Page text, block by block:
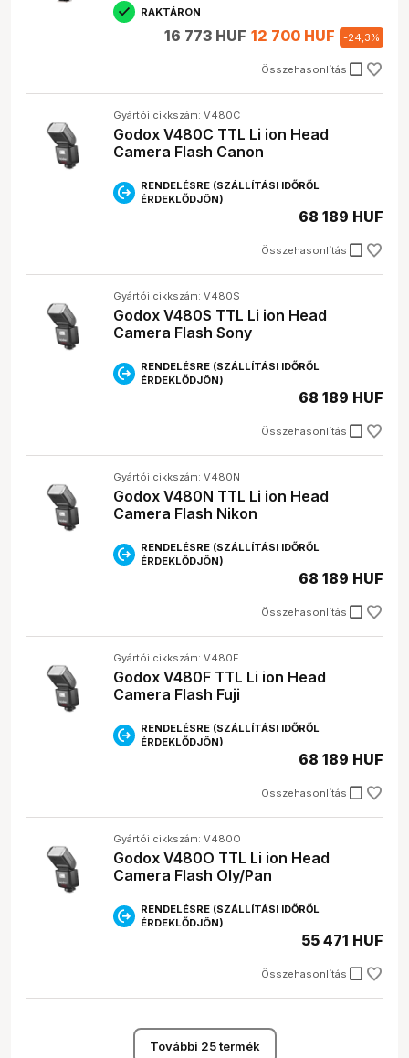
RAKTÁRON
Összehasonlítás check_box_outline_blank
16 773 HUF 12 700 HUF -24,3%
Gyártói cikkszám: V480C
Godox V480C TTL Li ion Head
Camera Flash Canon
RENDELÉSRE (SZÁLLÍTÁSI IDŐRŐL
ÉRDEKLŐDJÖN)
Összehasonlítás check_box_outline_blank
68 189 HUF
Gyártói cikkszám: V480S
Godox V480S TTL Li ion Head
Camera Flash Sony
RENDELÉSRE (SZÁLLÍTÁSI IDŐRŐL
ÉRDEKLŐDJÖN)
Összehasonlítás check_box_outline_blank
68 189 HUF
Gyártói cikkszám: V480N
Godox V480N TTL Li ion Head
Camera Flash Nikon
RENDELÉSRE (SZÁLLÍTÁSI IDŐRŐL
ÉRDEKLŐDJÖN)
Összehasonlítás check_box_outline_blank
68 189 HUF
Gyártói cikkszám: V480F
Godox V480F TTL Li ion Head
Camera Flash Fuji
RENDELÉSRE (SZÁLLÍTÁSI IDŐRŐL
ÉRDEKLŐDJÖN)
Összehasonlítás check_box_outline_blank
68 189 HUF
Gyártói cikkszám: V480O
Godox V480O TTL Li ion Head
Camera Flash Oly/Pan
RENDELÉSRE (SZÁLLÍTÁSI IDŐRŐL
ÉRDEKLŐDJÖN)
Összehasonlítás check_box_outline_blank
55 471 HUF
További 25 termék